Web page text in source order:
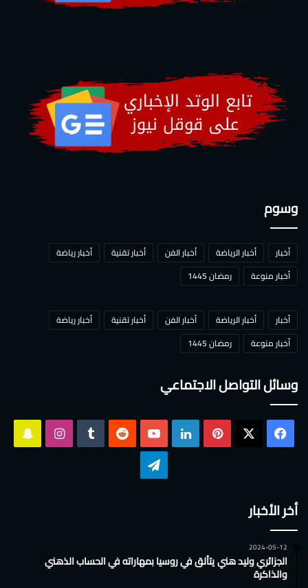
وسوم
أخبار أخبار الرياضة أخبار الفن أخبار تقنية
أخبار رياضة
أخبار منوعة
رمضان 1445
أخبار أخبار الرياضة أخبار الفن أخبار تقنية
أخبار رياضة
أخبار منوعة
رمضان 1445
وسائل التواصل الاجتماعي
فيسبوك بينتيريست لينكدإن ‫YouTube انستقرام
أخر الأخبار
2024-05-12
الجزائري وليد هني يتألق في روسيا بمهاراته في الحساب الذهني
والذاكرة